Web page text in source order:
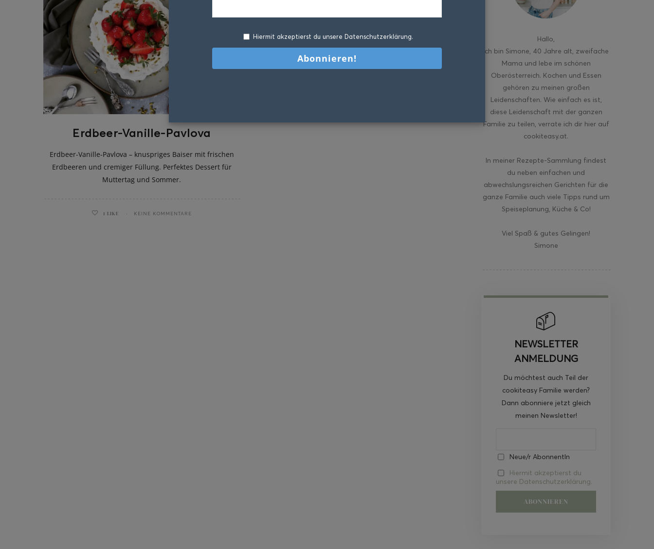
Erdbeer-Vanille-Pavlova
Erdbeer-Vanille-Pavlova – knuspriges Baiser mit frischen
Erdbeeren und cremiger Füllung. Perfektes Dessert für
Muttertag und Sommer.
1 LIKE KEINE KOMMENTARE
Hallo
ich bin Simone, 40 Jahre alt, zweifache
Mama und lebe im schönen
Oberösterreich. Kochen und Essen
gehören zu meinen großen
Leidenschaften. Wie einfach es ist,
diese Leidenschaft mit der ganzen
Familie zu teilen, verrate ich dir hier auf
cookiteasy.at.
In meiner Rezepte-Sammlung findest
du neben einfachen und
abwechslungsreichen Gerichten für die
ganze Familie auch viele Tipps rund um
Speiseplanung, Küche & Co!
Viel Spaß & gutes Gelingen!
Simone
NEWSLETTER
ANMELDUNG
Du möchtest auch Teil der
cookiteasy Familie werden?
Dann abonniere jetzt gleich
meinen Newsletter!
Neue/r AbonnentIn
Hiermit akzeptierst du
unsere Datenschutzerklärung.
Hiermit akzeptierst du unsere Datenschutzerklärung.